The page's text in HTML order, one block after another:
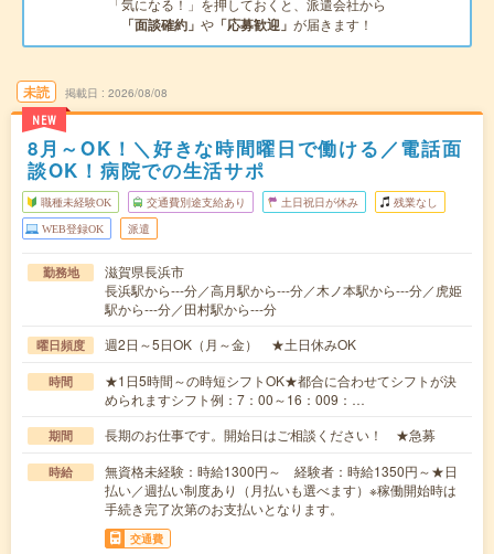
「気になる！」を押しておくと、派遣会社から
「面談確約」 や 「応募歓迎」 が届きます！
未読
NEW
掲載日 2026/08/08
8月～OK！＼好きな時間曜日で働ける／電話面
談OK！病院での生活サポ
職種未経験OK 交通費別途支給あり 土日祝日が休み 残業なし
WEB登録OK 派遣
勤務地
滋賀県長浜市
長浜駅から---分／高月駅から---分／木ノ本駅から---分／虎姫
駅から---分／田村駅から---分
曜日頻度 週2日～5日OK（月～金） ★土日休みOK
時間
★1日5時間～の時短シフトOK★都合に合わせてシフトが決
められますシフト例：7：00～16：009：…
期間 長期のお仕事です。開始日はご相談ください！ ★急募
時給
無資格未経験：時給1300円～ 経験者：時給1350円～★日
払い／週払い制度あり（月払いも選べます）※稼働開始時は
手続き完了次第のお支払いとなります。
交通費